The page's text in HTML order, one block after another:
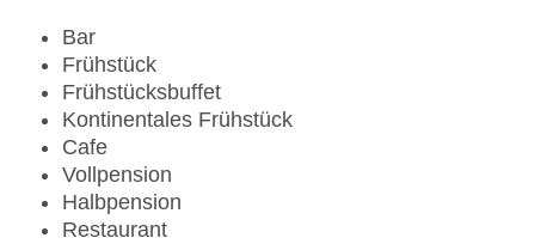
Bar
Frühstück
Frühstücksbuffet
Kontinentales Frühstück
Cafe
Vollpension
Halbpension
Restaurant